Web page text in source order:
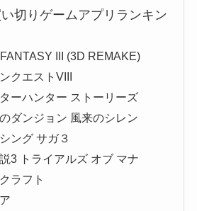
切りゲームアプリランキン
III (3D REMAKE)
クエストVIII
ーハンター ストーリーズ
ダンジョン 風来のシレン
ング サガ３
3 トライアルズ オブ マナ
ラフト